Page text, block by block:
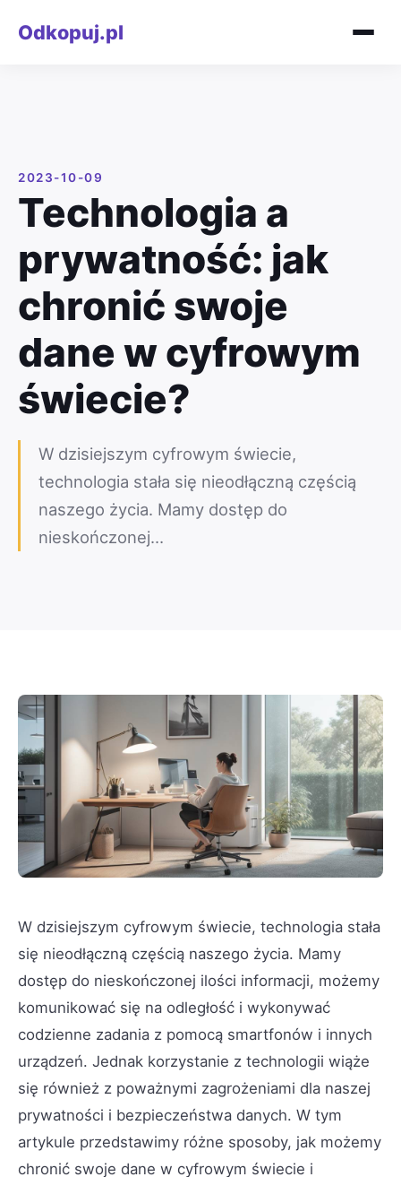
Odkopuj.pl
2023-10-09
Technologia a
prywatność: jak
chronić swoje
dane w cyfrowym
świecie?
W dzisiejszym cyfrowym świecie,
technologia stała się nieodłączną częścią
naszego życia. Mamy dostęp do
nieskończonej…
W dzisiejszym cyfrowym świecie, technologia stała
się nieodłączną częścią naszego życia. Mamy
dostęp do nieskończonej ilości informacji, możemy
komunikować się na odległość i wykonywać
codzienne zadania z pomocą smartfonów i innych
urządzeń. Jednak korzystanie z technologii wiąże
się również z poważnymi zagrożeniami dla naszej
prywatności i bezpieczeństwa danych. W tym
artykule przedstawimy różne sposoby, jak możemy
chronić swoje dane w cyfrowym świecie i